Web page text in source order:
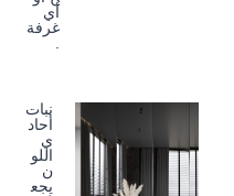
أي
غرفة
.
نبات
أحاد
ي
اللو
ن
يجع